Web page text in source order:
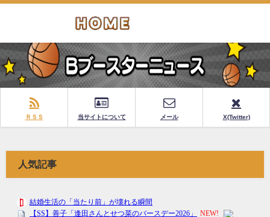
ＲＳＳ 当サイトについて メール X(Twitter)
人気記事